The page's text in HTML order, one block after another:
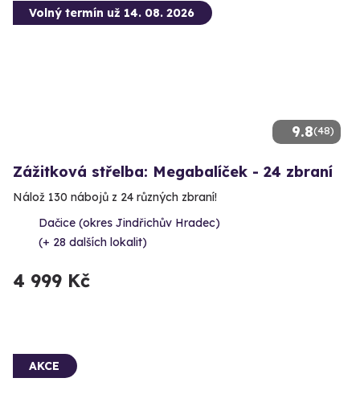
9.8(48)
Volný termín už 14. 08. 2026
Zážitková střelba: Megabalíček - 24 zbraní
Nálož 130 nábojů z 24 různých zbraní!
Dačice (okres Jindřichův Hradec)
(+ 28 dalších lokalit)
4 999 Kč
AKCE